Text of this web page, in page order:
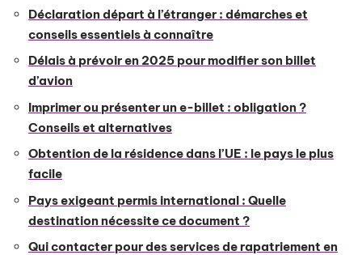
Déclaration départ à l’étranger : démarches et
conseils essentiels à connaître
Délais à prévoir en 2025 pour modifier son billet
d’avion
Imprimer ou présenter un e-billet : obligation ?
Conseils et alternatives
Obtention de la résidence dans l’UE : le pays le plus
facile
Pays exigeant permis international : Quelle
destination nécessite ce document ?
Qui contacter pour des services de rapatriement en